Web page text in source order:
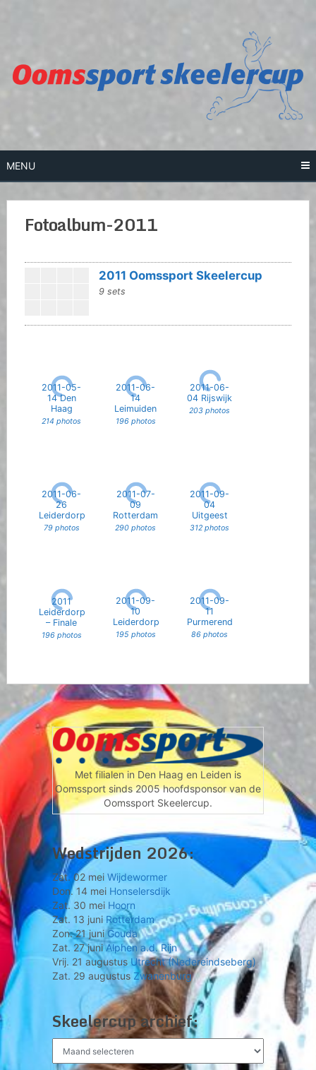
MENU
Fotoalbum-2011
2011 Oomssport Skeelercup
9 sets
2011-05-
14 Den
Haag
214 photos
2011-06-
14
Leimuiden
196 photos
2011-06-
04 Rijswijk
203 photos
2011-06-
26
Leiderdorp
79 photos
2011-07-
09
Rotterdam
290 photos
2011-09-
04
Uitgeest
312 photos
2011
Leiderdorp
– Finale
196 photos
2011-09-
10
Leiderdorp
195 photos
2011-09-
11
Purmerend
86 photos
Met filialen in Den Haag en Leiden is
Oomssport sinds 2005 hoofdsponsor van de
Oomssport Skeelercup.
Wedstrijden 2026:
Zat. 02 mei Wijdewormer
Don. 14 mei Honselersdijk
Zat. 30 mei Hoorn
Zat. 13 juni Rotterdam
Zon. 21 juniGouda
Zat. 27 juniAlphen a.d. Rijn
Vrij. 21 augustus Utrecht (Nedereindseberg)
Zat. 29 augustus Zwanenburg
Skeelercup archief:
archief: